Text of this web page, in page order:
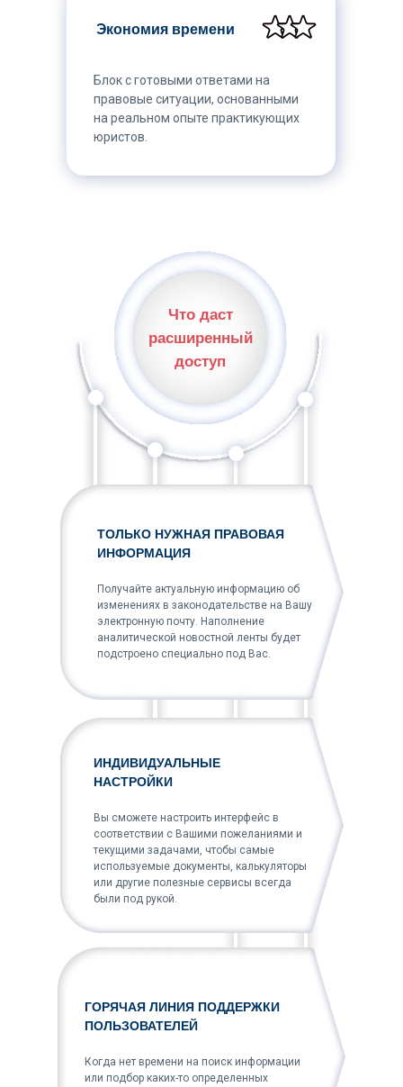
Экономия времени
Блок с готовыми ответами на
правовые ситуации, основанными
на реальном опыте практикующих
юристов.
Что даст
расширенный
доступ
ТОЛЬКО НУЖНАЯ ПРАВОВАЯ
ИНФОРМАЦИЯ
Получайте актуальную информацию об
изменениях в законодательстве на Вашу
электронную почту. Наполнение
аналитической новостной ленты будет
подстроено специально под Вас.
ИНДИВИДУАЛЬНЫЕ
НАСТРОЙКИ
Вы сможете настроить интерфейс в
соответствии с Вашими пожеланиями и
текущими задачами, чтобы самые
используемые документы, калькуляторы
или другие полезные сервисы всегда
были под рукой.
ГОРЯЧАЯ ЛИНИЯ ПОДДЕРЖКИ
ПОЛЬЗОВАТЕЛЕЙ
Когда нет времени на поиск информации
или подбор каких-то определенных